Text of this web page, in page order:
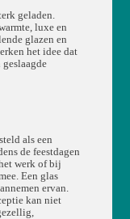
geladen.
luxe en
glazen en
het idee dat
als een
de feestdagen
werk of bij
Een glas
ervan.
kan niet